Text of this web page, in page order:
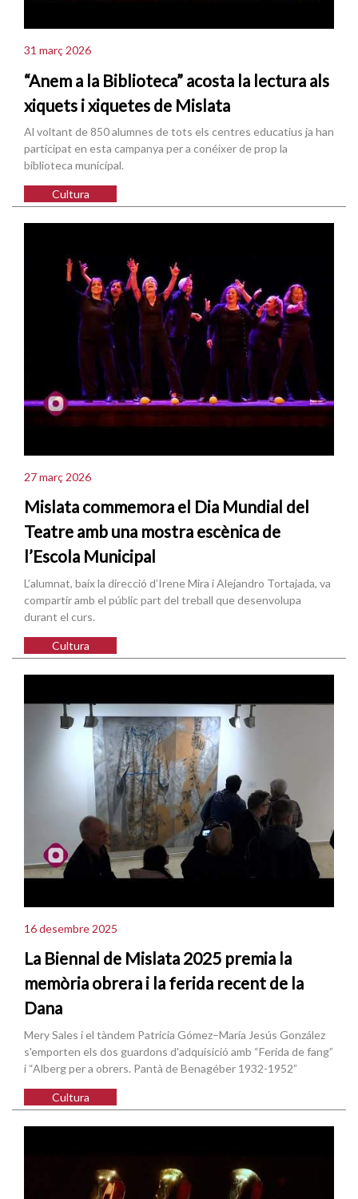
31 març 2026
“Anem a la Biblioteca” acosta la lectura als
xiquets i xiquetes de Mislata
Al voltant de 850 alumnes de tots els centres educatius ja han
participat en esta campanya per a conéixer de prop la
biblioteca municipal.
Cultura
27 març 2026
Mislata commemora el Dia Mundial del
Teatre amb una mostra escènica de
l’Escola Municipal
L’alumnat, baix la direcció d’Irene Mira i Alejandro Tortajada, va
compartir amb el públic part del treball que desenvolupa
durant el curs.
Cultura
16 desembre 2025
La Biennal de Mislata 2025 premia la
memòria obrera i la ferida recent de la
Dana
Mery Sales i el tàndem Patricia Gómez–María Jesús González
s'emporten els dos guardons d'adquisició amb “Ferida de fang”
i “Alberg per a obrers. Pantà de Benagéber 1932-1952”
Cultura